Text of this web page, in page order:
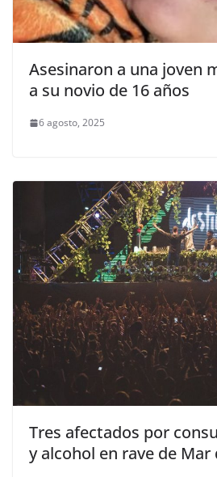
Asesinaron a una joven
a su novio de 16 años
6 agosto, 2025
Tres afectados por
y alcohol en rave de Mar